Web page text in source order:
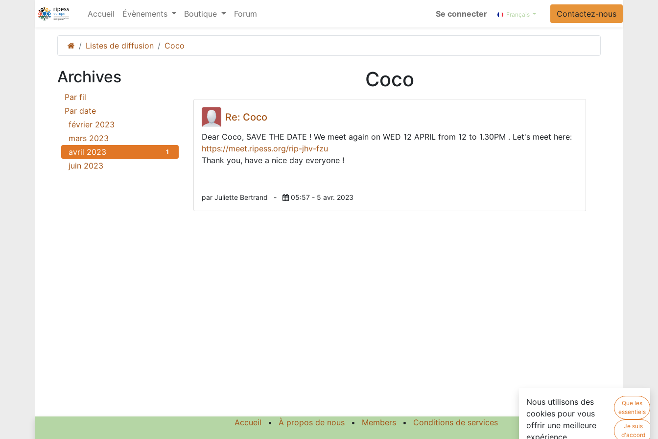
Accueil Évènements Boutique Forum Se connecter Français Contactez-nous
Listes de diffusion Coco
Archives
Par fil
Par date
février 2023
mars 2023
avril 2023 1
juin 2023
Coco
Re: Coco
Dear Coco, SAVE THE DATE ! We meet again on WED 12 APRIL from 12 to 1.30PM . Let's meet here:
https://meet.ripess.org/rip-jhv-fzu
Thank you, have a nice day everyone !
par Juliette Bertrand - 05:57 - 5 avr. 2023
Accueil • À propos de nous • Members • Conditions de services
Nous utilisons des
cookies pour vous
offrir une meilleure
expérience
Que les
essentiels
Je suis
d'accord